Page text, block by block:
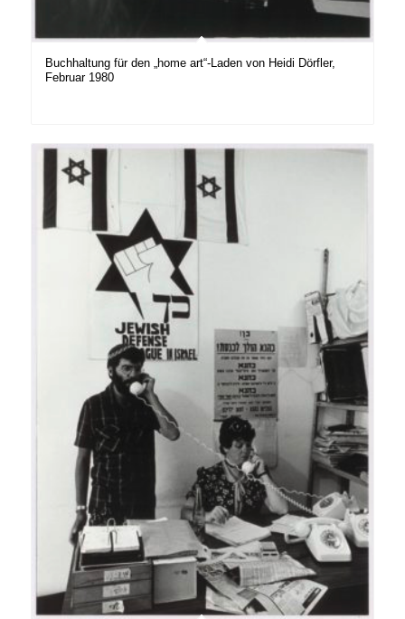
Buchhaltung für den „home art“-Laden von Heidi Dörfler,
Februar 1980